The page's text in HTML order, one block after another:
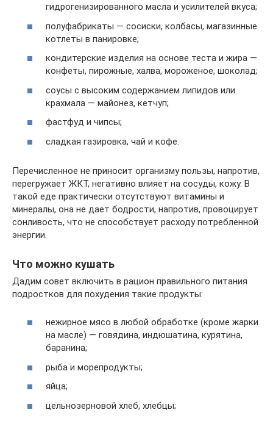
гидрогенизированного масла и усилителей вкуса;
полуфабрикаты — сосиски, колбасы, магазинные
котлеты в панировке;
кондитерские изделия на основе теста и жира —
конфеты, пирожные, халва, мороженое, шоколад;
соусы с высоким содержанием липидов или
крахмала — майонез, кетчуп;
фастфуд и чипсы;
сладкая газировка, чай и кофе.
Перечисленное не приносит организму пользы, напротив,
перегружает ЖКТ, негативно влияет на сосуды, кожу. В
такой еде практически отсутствуют витамины и
минералы, она не дает бодрости, напротив, провоцирует
сонливость, что не способствует расходу потребленной
энергии.
Что можно кушать
Дадим совет включить в рацион правильного питания
подростков для похудения такие продукты:
нежирное мясо в любой обработке (кроме жарки
на масле) — говядина, индюшатина, курятина,
баранина;
рыба и морепродукты;
яйца;
цельнозерновой хлеб, хлебцы;